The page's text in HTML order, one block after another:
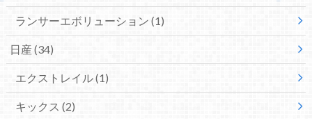
ランサーエボリューション (1)
日産 (34)
エクストレイル(1)
キックス (2)